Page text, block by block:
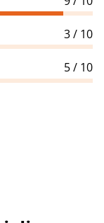
3 / 10
5 / 10